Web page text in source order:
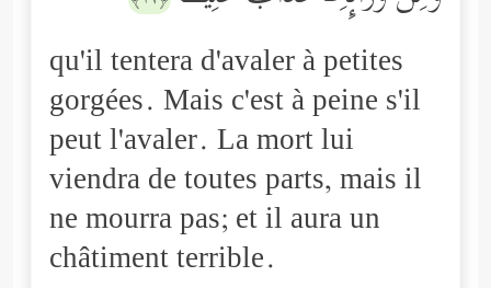
qu'il tentera d'avaler à petites
gorgées. Mais c'est à peine s'il
peut l'avaler. La mort lui
viendra de toutes parts, mais il
ne mourra pas; et il aura un
châtiment terrible.